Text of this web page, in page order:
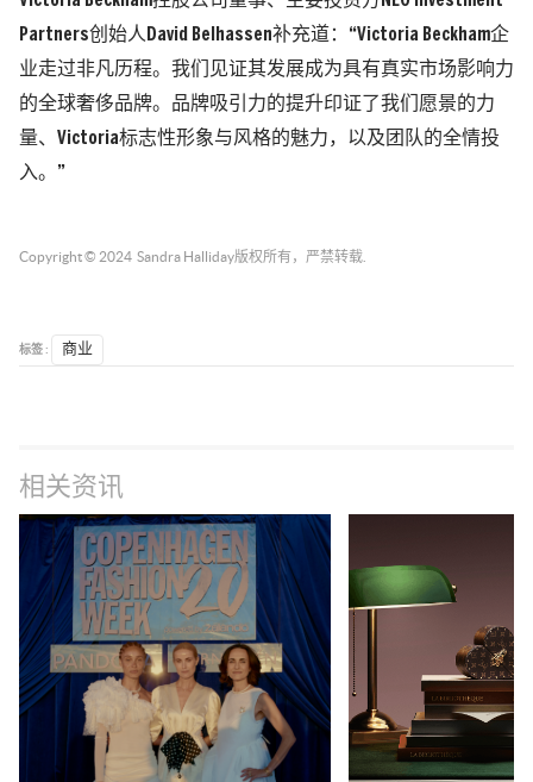
Partners创始人David Belhassen补充道：“Victoria Beckham企
业走过非凡历程。我们见证其发展成为具有真实市场影响力
的全球奢侈品牌。品牌吸引力的提升印证了我们愿景的力
量、Victoria标志性形象与风格的魅力，以及团队的全情投
入。”
Copyright © 2024 Sandra Halliday版权所有，严禁转载.
标签 : 商业
相关资讯